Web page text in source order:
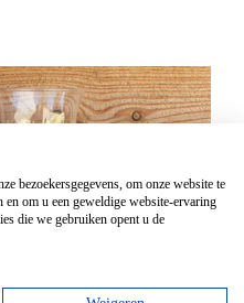
bezoekersgegevens, om onze website te
en om u een geweldige website-ervaring
die we gebruiken opent u de